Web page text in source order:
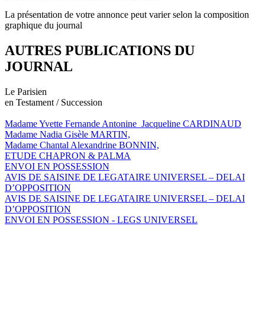
La présentation de votre annonce peut varier selon la composition
graphique du journal
AUTRES PUBLICATIONS DU
JOURNAL
Le Parisien
en Testament / Succession
Madame Yvette Fernande Antonine Jacqueline CARDINAUD
Madame Nadia Gisèle MARTIN,
Madame Chantal Alexandrine BONNIN,
ETUDE CHAPRON & PALMA
ENVOI EN POSSESSION
AVIS DE SAISINE DE LEGATAIRE UNIVERSEL – DELAI
D’OPPOSITION
AVIS DE SAISINE DE LEGATAIRE UNIVERSEL – DELAI
D’OPPOSITION
ENVOI EN POSSESSION - LEGS UNIVERSEL